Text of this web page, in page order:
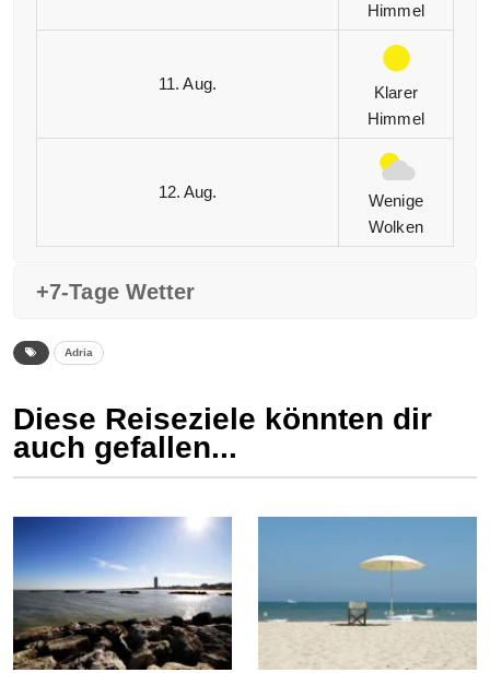
Himmel
11. Aug.
Klarer
Himmel
12. Aug.
Wenige
Wolken
+7-Tage Wetter
Adria
Diese Reiseziele könnten dir
auch gefallen...